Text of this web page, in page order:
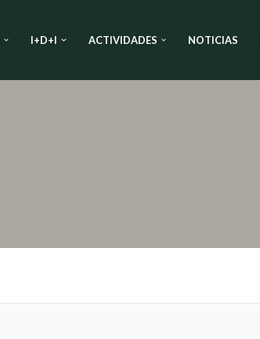
I+D+I ACTIVIDADES NOTICIAS